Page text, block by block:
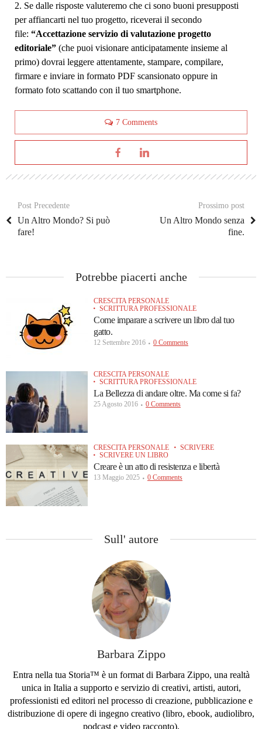
Se dalle risposte valuteremo che ci sono buoni presupposti
per affiancarti nel tuo progetto, riceverai il secondo
file: “Accettazione servizio di valutazione progetto
editoriale” (che puoi visionare anticipatamente insieme al
primo) dovrai leggere attentamente, stampare, compilare,
firmare e inviare in formato PDF scansionato oppure in
formato foto scattando con il tuo smartphone.
7 Comments
Post Precedente
Un Altro Mondo? Si può
fare!
Prossimo post
Un Altro Mondo senza
fine.
Potrebbe piacerti anche
CRESCITA PERSONALE
SCRITTURA PROFESSIONALE
Come imparare a scrivere un libro dal tuo
gatto.
12 Settembre 2016 0 Comments
CRESCITA PERSONALE
SCRITTURA PROFESSIONALE
La Bellezza di andare oltre. Ma come si fa?
25 Agosto 2016 0 Comments
CRESCITA PERSONALE
SCRIVERE
SCRIVERE UN LIBRO
Creare è un atto di resistenza e libertà
13 Maggio 2025 0 Comments
Sull' autore
Barbara Zippo
Entra nella tua Storia™ è un format di Barbara Zippo, una realtà
unica in Italia a supporto e servizio di creativi, artisti, autori,
professionisti ed editori nel processo di creazione, pubblicazione e
distribuzione di opere di ingegno creativo (libro, ebook, audiolibro,
podcast e video racconto).